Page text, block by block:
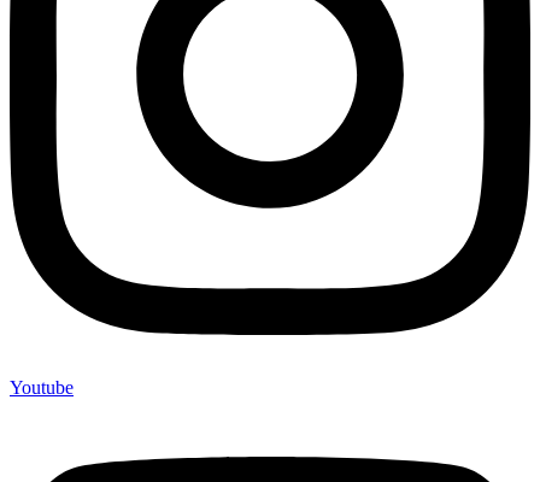
Youtube